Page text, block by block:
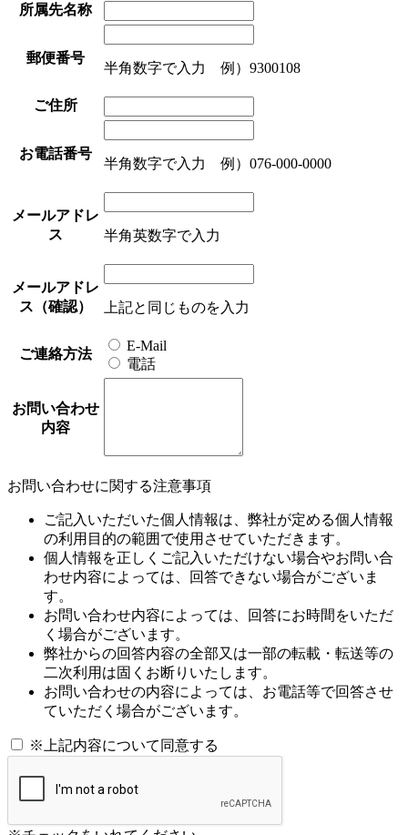
所属先名称
郵便番号
半角数字で入力 例）9300108
ご住所
お電話番号
半角数字で入力 例）076-000-0000
メールアドレ
ス
半角英数字で入力
メールアドレ
ス（確認）
上記と同じものを入力
ご連絡方法
E-Mail
電話
お問い合わせ
内容
お問い合わせに関する注意事項
ご記入いただいた個人情報は、弊社が定める個人情報
の利用目的の範囲で使用させていただきます。
個人情報を正しくご記入いただけない場合やお問い合
わせ内容によっては、回答できない場合がございま
す。
お問い合わせ内容によっては、回答にお時間をいただ
く場合がございます。
弊社からの回答内容の全部又は一部の転載・転送等の
二次利用は固くお断りいたします。
お問い合わせの内容によっては、お電話等で回答させ
ていただく場合がございます。
※ 上記内容について同意する